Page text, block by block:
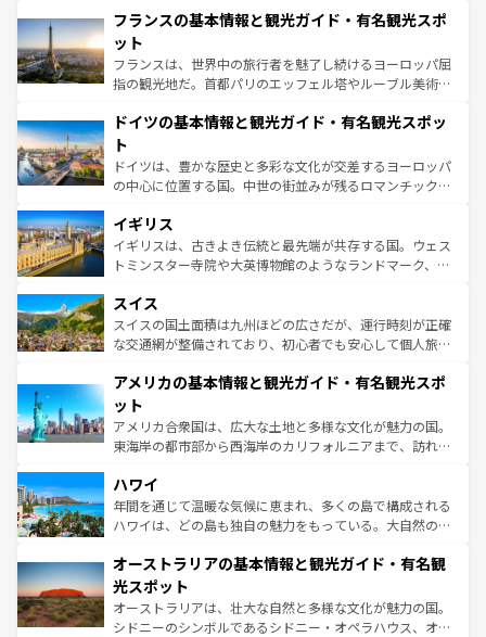
なお、新着のイタリア情報はコンテンツ一覧を参照してほ
しい。
文化が根付くこの国では、情熱的なフラメンコ、熱気あふ
れる闘牛、そして美味しいタパスが生活の一部となってい
る。首都マドリードの洗練された雰囲気や、バルセロナの
アートに溢れた街角から、地方では古代ローマ遺跡や中世
せる。地方によって風土や気候が異なるスペインはその個
ンテンツ一覧 を参照してほしい。
フランスの基本情報と観光ガイド・有名観光スポ
ット
フランスは、世界中の旅行者を魅了し続けるヨーロッパ屈
指の観光地だ。首都パリのエッフェル塔やルーブル美術館
で、幅広い魅力が詰まっている。華麗な宮殿、歴史的な大
聖堂、美しいビーチ、そして豊かな自然が、訪れる者を心
から魅了する。また、フランスは美食の国としても知ら
れ、フランス料理はユネスコ無形文化遺産にも登録されて
香り高いラベンダー畑など、多彩な楽しみ方が可能だ。さ
らに、パリ以外の地域にも魅力が溢れており、どの街角に
も豊かな歴史と文化が息づいている。パリ以外の個性あふ
を参照してほしい。
ドイツの基本情報と観光ガイド・有名観光スポッ
ト
ドイツは、豊かな歴史と多彩な文化が交差するヨーロッパ
の中心に位置する国。中世の街並みが残るロマンチック街
顔を持つこの国は、どこを歩いても飽きることがない。ベ
ルリンの文化的活気、バイエルン州のアルプスの絶景、そ
してライン川沿いのワイン畑といった風景は必見。ビール
は、お酒好きな人にはぜひ体験してほしい。 なお、新着の
ドイツ情報はコンテンツ一覧を参照してほしい。
イギリス
イギリスは、古きよき伝統と最先端が共存する国。ウェス
トミンスター寺院や大英博物館のようなランドマーク、歴
リアごとに異なる魅力がある。また、優雅なアフタヌーン
ティー、ビール好きにはたまらない英国パブ、サッカー観
戦など、本場だからこそできる体験も豊富。イギリスを旅
ンツ一覧を参照してほしい。
スイス
スイスの国土面積は九州ほどの広さだが、運行時刻が正確
な交通網が整備されており、初心者でも安心して個人旅行
の建物がそのまま残る町や、スイスならではのユニークな
博物館もあり、アルプス観光だけでなく町歩きも満喫する
ことができる。国民の所得が高いため物価も高いが、旅行
者向けの交通パス提供のサービスもあり、うまく活用すれ
着のスイス情報は
アメリカの基本情報と観光ガイド・有名観光スポ
ット
アメリカ合衆国は、広大な土地と多様な文化が魅力の国。
東海岸の都市部から西海岸のカリフォルニアまで、訪れる
のような巨大都市は、観光、ショッピング、エンターテイ
ンメントが詰まった刺激的なスポットだ。一方、アメリカ
西部には大自然が広がり、グランドキャニオンやイエロー
部のニューオーリンズでは、音楽と美食が融合した独特の
文化が魅力。旅行者はアメリカの各地域で異なる魅力を楽
しみながら、その多様性と豊かな歴史を感じることができ
るだろう。車でのロードトリップや列車の旅も、アメリカ
ハワイ
年間を通じて温暖な気候に恵まれ、多くの島で構成される
ハワイは、どの島も独自の魅力をもっている。大自然の神
ワイ島は見逃せない。また、定番の観光地といえばオアフ
島だが、静かな自然を求めるならマウイ島やカウアイ島が
おすすめ。エメラルドグリーンに輝く海をはじめ、豊かな
文化や歴史が息づいている。「アロハスピリット」と呼ば
オーストラリアの基本情報と観光ガイド・有名観
光スポット
オーストラリアは、壮大な自然と多様な文化が魅力の国。
シドニーのシンボルであるシドニー・オペラハウス、オー